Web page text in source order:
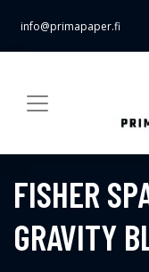
info@primapaper.fi
FISHER
GRAVITY